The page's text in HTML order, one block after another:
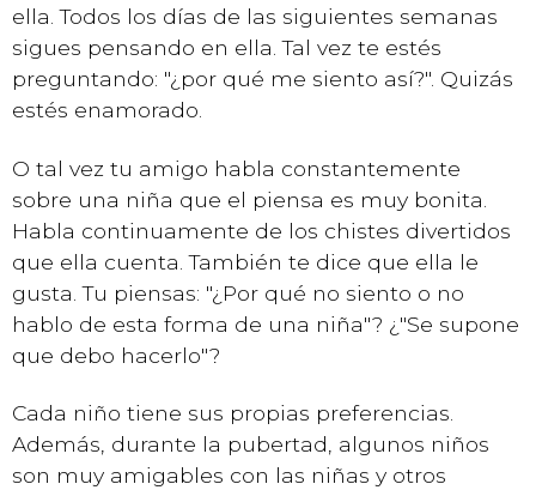
ella. Todos los días de las siguientes semanas
sigues pensando en ella. Tal vez te estés
preguntando: "¿por qué me siento así?". Quizás
estés enamorado.
O tal vez tu amigo habla constantemente
sobre una niña que el piensa es muy bonita.
Habla continuamente de los chistes divertidos
que ella cuenta. También te dice que ella le
gusta. Tu piensas: "¿Por qué no siento o no
hablo de esta forma de una niña"? ¿"Se supone
que debo hacerlo"?
Cada niño tiene sus propias preferencias.
Además, durante la pubertad, algunos niños
son muy amigables con las niñas y otros